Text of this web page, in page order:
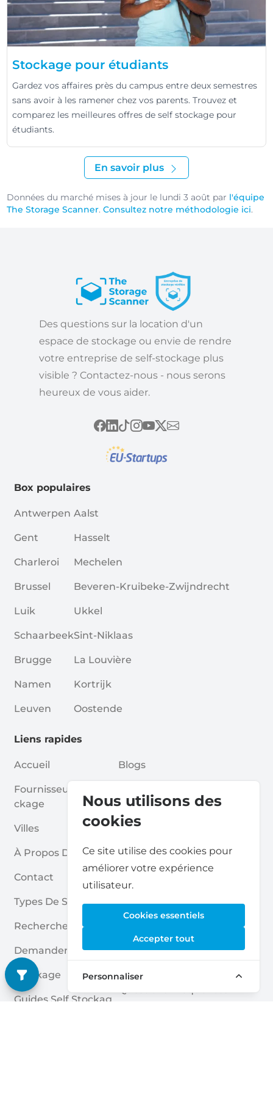
Stockage pour étudiants
Gardez vos affaires près du campus entre deux semestres
sans avoir à les ramener chez vos parents. Trouvez et
comparez les meilleures offres de self stockage pour
étudiants.
En savoir plus
Données du marché mises à jour le lundi 3 août par l'équipe
The Storage Scanner.Consultez notre méthodologie ici.
Nous utilisons des
cookies
Ce site utilise des cookies pour
améliorer votre expérience
utilisateur.
Cookies essentiels
Accepter tout
Personnaliser
Des questions sur la location d'un
espace de stockage ou envie de rendre
votre entreprise de self-stockage plus
visible ? Contactez-nous - nous serons
heureux de vous aider.
Box populaires
Antwerpen
Gent
Charleroi
Brussel
Luik
Schaarbeek
Brugge
Namen
Leuven
Aalst
Hasselt
Mechelen
Beveren-Kruibeke-Zwijndrecht
Ukkel
Sint-Niklaas
La Louvière
Kortrijk
Oostende
Liens rapides
Accueil
Fournisseurs De Sto
Ckage
Villes
À Propos De Nous
Contact
Types De Stockage
Rechercher
Demander Un Devis
Stockage
Guides Self Stockag
Blogs
Pour Les Partenaires
Ockage
E
Politique De Confidentialité
Cookies
Questions Fréquentes